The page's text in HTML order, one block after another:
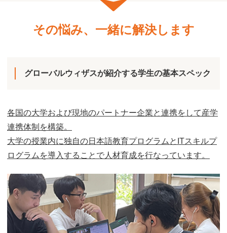
その悩み、一緒に解決します
グローバルウィザスが紹介する学生の基本スペック
各国の大学および現地のパートナー企業と連携をして産学
連携体制を構築。
大学の授業内に独自の日本語教育プログラムとITスキルプ
ログラムを導入することで人材育成を行なっています。